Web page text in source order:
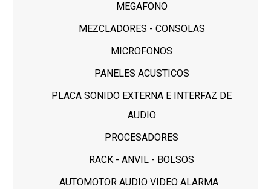
MEGAFONO
MEZCLADORES - CONSOLAS
MICROFONOS
PANELES ACUSTICOS
PLACA SONIDO EXTERNA E INTERFAZ DE
AUDIO
PROCESADORES
RACK - ANVIL - BOLSOS
AUTOMOTOR AUDIO VIDEO ALARMA